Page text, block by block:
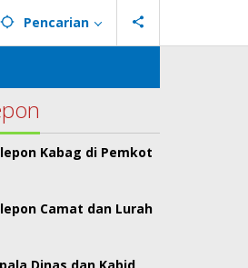
Pencarian
Kabag di Pemkot
Camat dan Lurah